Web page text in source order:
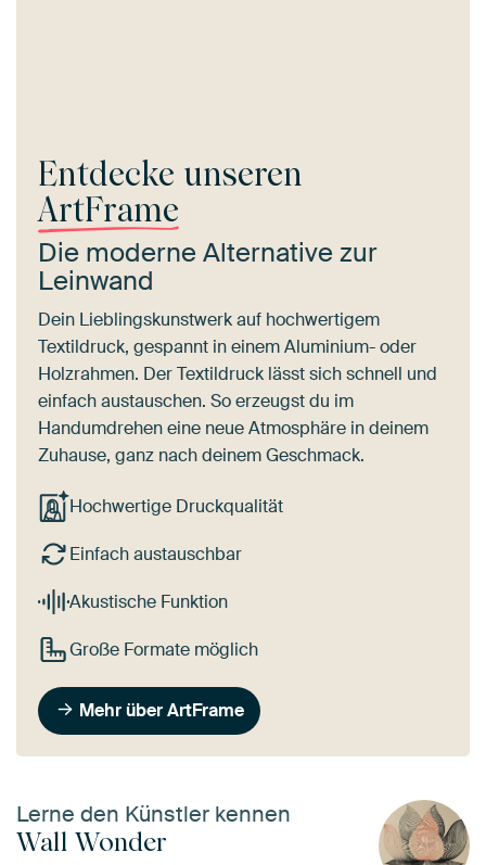
Entdecke unseren
ArtFrame
Die moderne Alternative zur
Leinwand
Dein Lieblingskunstwerk auf hochwertigem
Textildruck, gespannt in einem Aluminium- oder
Holzrahmen. Der Textildruck lässt sich schnell und
einfach austauschen. So erzeugst du im
Handumdrehen eine neue Atmosphäre in deinem
Zuhause, ganz nach deinem Geschmack.
Hochwertige Druckqualität
Einfach austauschbar
Akustische Funktion
Große Formate möglich
Mehr über ArtFrame
Lerne den Künstler kennen
Wall Wonder